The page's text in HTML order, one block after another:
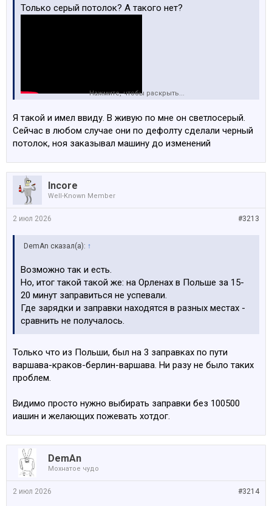
Только серый потолок? А такого нет?
Нажмите, чтобы раскрыть...
Я такой и имел ввиду. В живую по мне он светлосерый.
Сейчас в любом случае они по дефолту сделали черный
потолок, ноя заказывал машину до изменений
Incore
Well-Known Member
#3213
2 июл 2026
DemAn сказал(а): ↑
Возможно так и есть.
Но, итог такой такой же: на Орленах в Польше за 15-
20 минут заправиться не успевали.
Где зарядки и заправки находятся в разных местах -
сравнить не получалось.
Только что из Польши, был на 3 заправках по пути
варшава-краков-берлин-варшава. Ни разу не было таких
проблем.
Видимо просто нужно выбирать заправки без 100500
иашин и желающих пожевать хотдог.
DemAn
Мохнатое чудо
#3214
2 июл 2026